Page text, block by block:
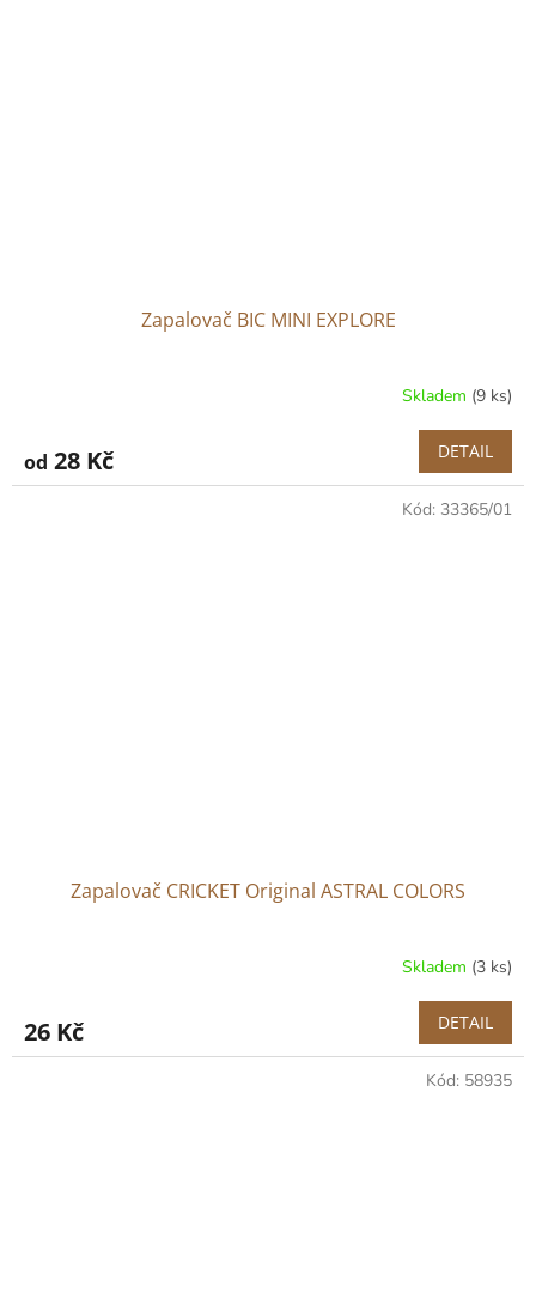
Zapalovač BIC MINI EXPLORE
Skladem (9 ks)
od 28 Kč DETAIL
Zapalovač CRICKET Original ASTRAL COLORS
Skladem (3 ks)
26 Kč DETAIL
Kód: 33365/01
Kód: 58935